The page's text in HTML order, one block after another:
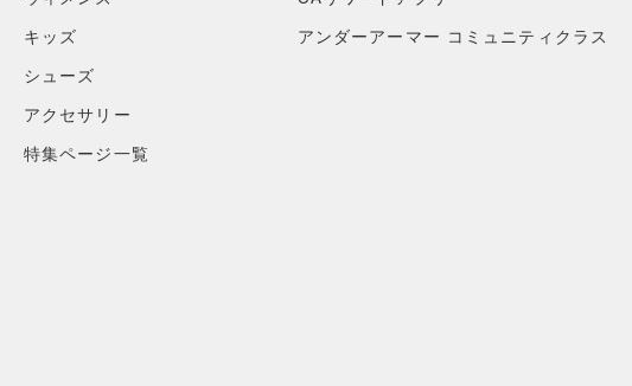
キッズ
シューズ
アクセサリー
特集ページ一覧
アンダーアーマー コミュニティクラス